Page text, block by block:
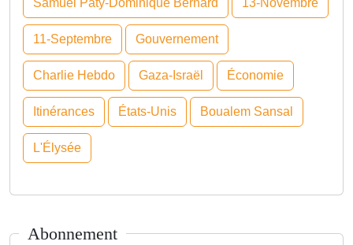
Samuel Paty-Dominique Bernard 13-Novembre
11-Septembre Gouvernement
Charlie Hebdo Gaza-Israël Économie
Itinérances États-Unis Boualem Sansal
L'Élysée
Abonnement